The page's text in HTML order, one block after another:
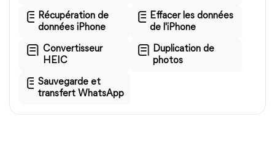
Récupération de
données iPhone
Effacer les données
de l'iPhone
Convertisseur
HEIC
Duplication de
photos
Sauvegarde et
transfert WhatsApp